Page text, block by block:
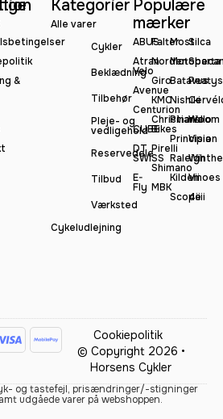
&
Kategorier
Alle varer
Cykler
Beklædning
Tilbehør
Pleje- og
vedligehold
Reservedele
Tilbud
Værksted
Cykeludlejning
Populære
mærker
ABUS
Atran
Velo
Avenue
Centurion
CUBE
DT
SWISS
E-
Fly
Falter
Norden
Giro
KMC
Christiania
Bikes
Pirelli
Shimano
MBK
Most
Batavus
Nishiki
Pinarello
Principia
Raleigh
Kildemoes
Scope
Silca
Sparta
Peatys
Woom
Vision
Vii
4iiii
Cookiepolitik
© Copyright 2026 •
Horsens Cykler
og tastefejl, prisændringer/-stigninger
udgåede varer på webshoppen.